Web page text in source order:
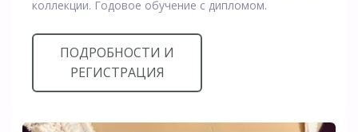
коллекции. Годовое обучение с дипломом.
ПОДРОБНОСТИ И
РЕГИСТРАЦИЯ